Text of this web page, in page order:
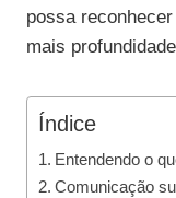
possa
mais
Índice
Entendendo o
Comunicação